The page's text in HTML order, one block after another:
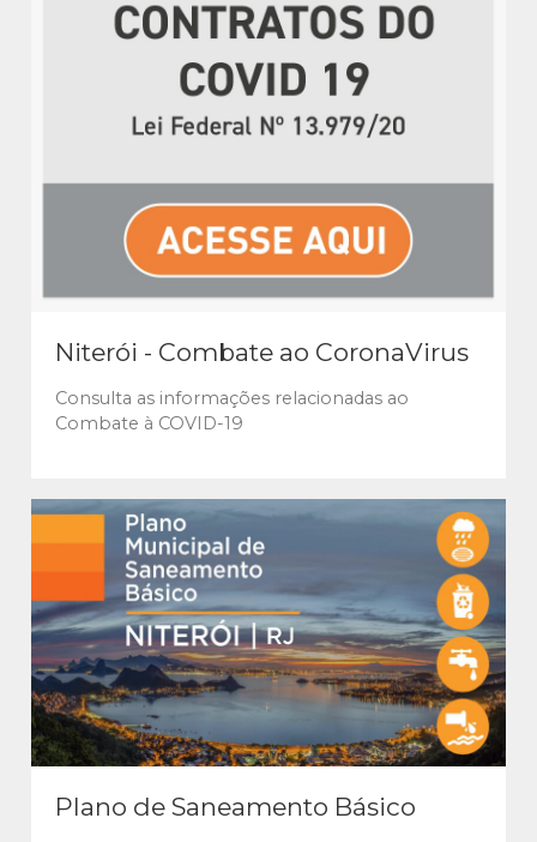
Niterói - Combate ao CoronaVirus
Consulta as informações relacionadas ao
Combate à COVID-19
Plano de Saneamento Básico